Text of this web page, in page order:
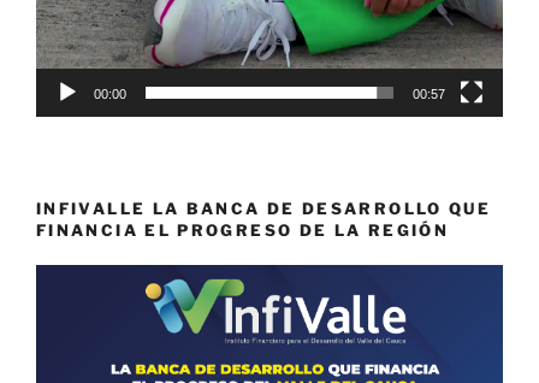
00:00 00:57
INFIVALLE LA BANCA DE DESARROLLO QUE
FINANCIA EL PROGRESO DE LA REGIÓN